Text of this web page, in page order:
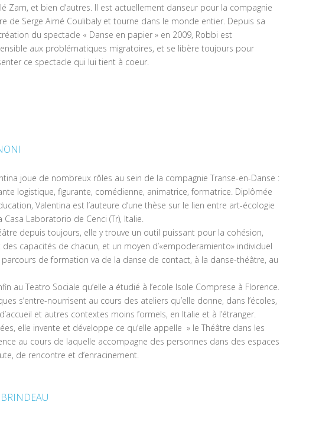
Zam, et bien d’autres. Il est actuellement danseur pour la compagnie
de Serge Aimé Coulibaly et tourne dans le monde entier. Depuis sa
du spectacle « Danse en papier » en 2009, Robbi est
aux problématiques migratoires, et se libère toujours pour
ce spectacle qui lui tient à coeur.
joue de nombreux rôles au sein de la compagnie Transe-en-Danse :
logistique, figurante, comédienne, animatrice, formatrice. Diplômée
Valentina est l’auteure d’une thèse sur le lien entre art-écologie
Laboratorio de Cenci (Tr), Italie.
depuis toujours, elle y trouve un outil puissant pour la cohésion,
capacités de chacun, et un moyen d’«empoderamiento» individuel
de formation va de la danse de contact, à la danse-théâtre, au
au Teatro Sociale qu’elle a étudié à l’ecole Isole Comprese à Florence.
s’entre-nourrisent au cours des ateliers qu’elle donne, dans l’écoles,
et autres contextes moins formels, en Italie et à l’étranger.
elle invente et développe ce qu’elle appelle » le Théâtre dans les
au cours de laquelle accompagne des personnes dans des espaces
de rencontre et d’enracinement.